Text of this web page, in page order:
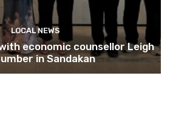
LOCAL NEWS
economic counsellor Leigh
in Sandakan